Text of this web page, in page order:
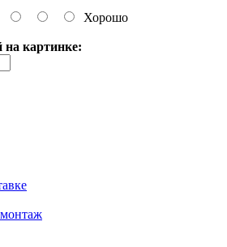
Хорошо
на картинке: